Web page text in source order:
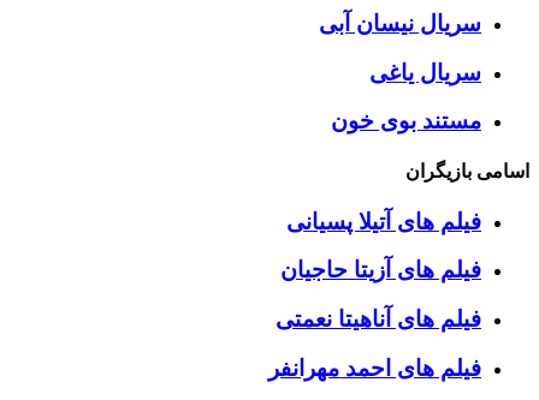
سریال نیسان آبی
سریال یاغی
مستند بوی خون
اسامی بازیگران
فیلم های آتیلا پسیانی
فیلم های آزیتا حاجیان
فیلم های آناهیتا نعمتی
فیلم های احمد مهرانفر